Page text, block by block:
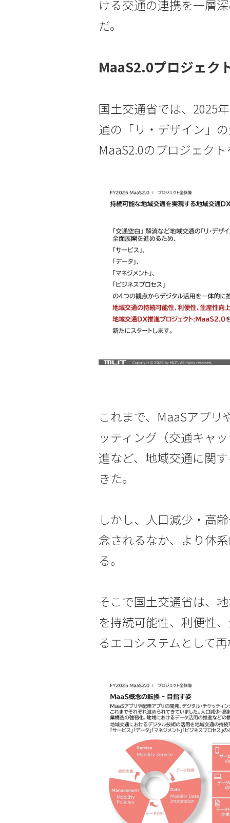
ける交通の連携を一層
だ。
MaaS2.0プロジェク
国土交通省では、2025
通の「リ・デザイン」
MaaS2.0のプロジェク
これまで、MaaSアプ
ッティング（交通キャ
進など、地域交通に関
きた。
しかし、人口減少・高
念されるなか、より体
る。
そこで国土交通省は、
を持続可能性、利便性
るエコシステムとして